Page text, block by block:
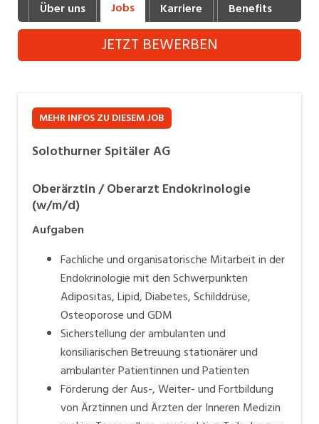
Industrie, Maschinenbau, Anlagenbau,
Produktion
Informatik, Telekommunikation
Körperpflege, Wellness
Marketing, Kommunikation, Medien, Druck
Medizin, Gesundheitswesen, Pflege
Sicherheit, Rettung, Polizei, Zoll
Verkauf, Handel, Kundenberatung,
Aussendienst
Über uns Jobs Karriere Benefits
JETZT BEWERBEN
MEHR INFOS ZU DIESEM JOB
Solothurner Spitäler AG
Oberärztin / Oberarzt Endokrinologie
(w/m/d)
Aufgaben
Fachliche und organisatorische Mitarbeit in der
Endokrinologie mit den Schwerpunkten
Adipositas, Lipid, Diabetes, Schilddrüse,
Osteoporose und GDM
Sicherstellung der ambulanten und
konsiliarischen Betreuung stationärer und
ambulanter Patientinnen und Patienten
Förderung der Aus-, Weiter- und Fortbildung
von Ärztinnen und Ärzten der Inneren Medizin